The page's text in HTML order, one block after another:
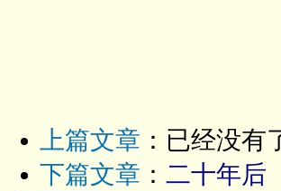
上篇文章 ：已经没有
下篇文章 ： 二十年后